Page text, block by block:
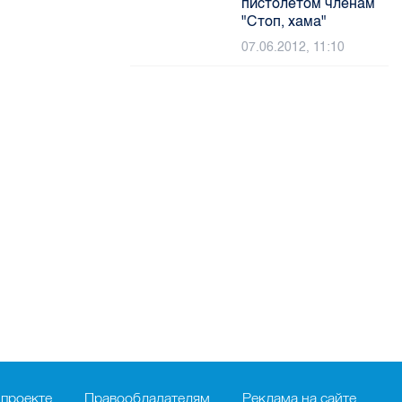
"Стоп, хама"
07.06.2012, 11:10
Правообладателям Реклама на сайте